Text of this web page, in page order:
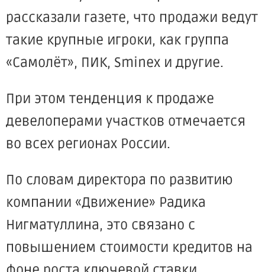
рассказали газете, что продажи ведут
такие крупные игроки, как группа
«Самолёт», ПИК, Sminex и другие.
При этом тенденция к продаже
девелоперами участков отмечается
во всех регионах России.
По словам директора по развитию
компании «Движение» Радика
Нигматуллина, это связано с
повышением стоимости кредитов на